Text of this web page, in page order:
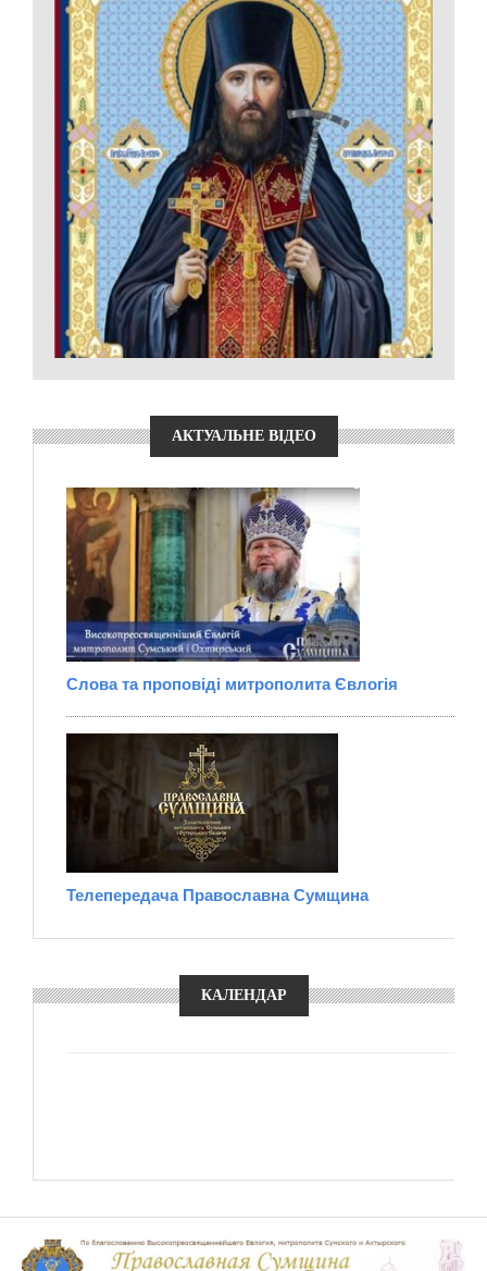
АКТУАЛЬНЕ ВІДЕО
Слова та проповіді митрополита Євлогія
Телепередача Православна Сумщина
КАЛЕНДАР